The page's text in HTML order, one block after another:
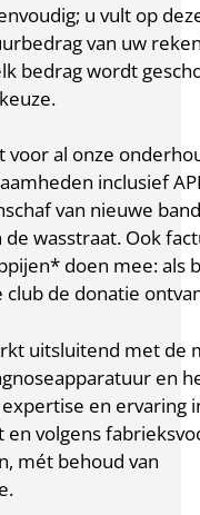
u vult op
van uw
bedrag wordt
voor al onze
inclusief
van nieuwe
wasstraat. Ook
doen mee: als
club de donatie
uitsluitend met de
en
en ervaring
en volgens
mét behoud van